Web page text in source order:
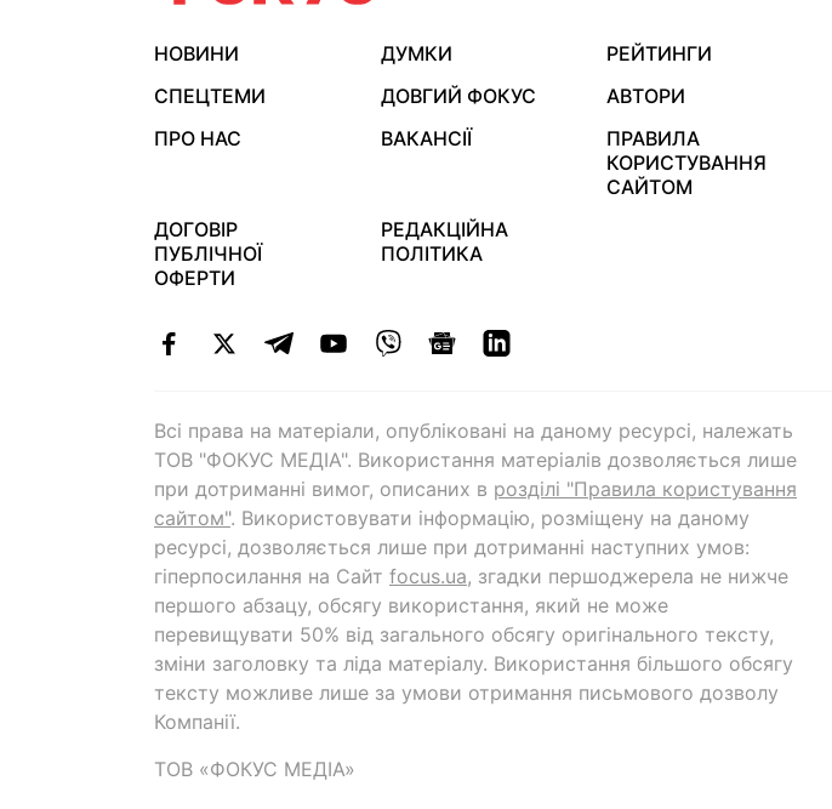
НОВИНИ ДУМКИ
РЕЙТИНГИ
СПЕЦТЕМИ
ДОВГИЙ ФОКУС
АВТОРИ
ПРО НАС
ВАКАНСІЇ
ПРАВИЛА
КОРИСТУВАННЯ
САЙТОМ
ДОГОВІР
ПУБЛІЧНОЇ
ОФЕРТИ
РЕДАКЦІЙНА
ПОЛІТИКА
Всі права на матеріали, опубліковані на даному ресурсі, належать
ТОВ "ФОКУС МЕДІА". Використання матеріалів дозволяється лише
при дотриманні вимог, описаних в розділі "Правила користування
сайтом". Використовувати інформацію, розміщену на даному
ресурсі, дозволяється лише при дотриманні наступних умов:
гіперпосилання на Cайт focus.ua, згадки першоджерела не нижче
першого абзацу, обсягу використання, який не може
перевищувати 50% від загального обсягу оригінального тексту,
зміни заголовку та ліда матеріалу. Використання більшого обсягу
тексту можливе лише за умови отримання письмового дозволу
Компанії.
ТОВ «ФОКУС МЕДІА»